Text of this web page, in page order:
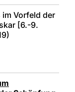
Vorfeld der
[6.-9.